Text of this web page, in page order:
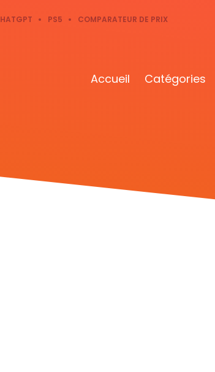
PS5 COMPARATEUR DE PRIX
Accueil Catégories